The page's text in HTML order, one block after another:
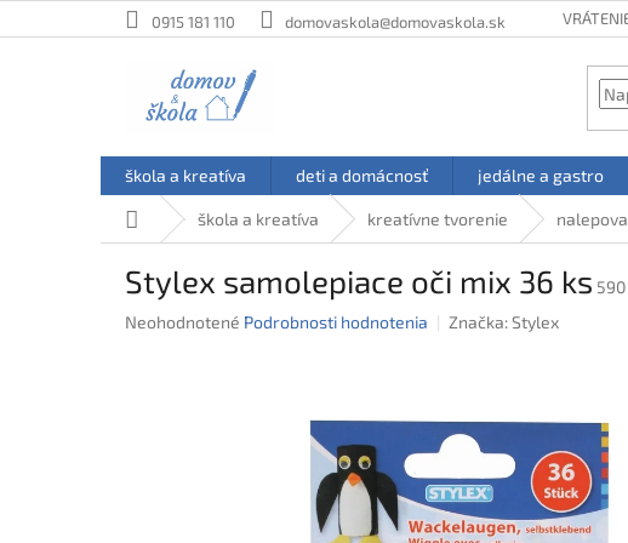
na
0915 181 110 domovaskola@domovaskola.sk
škola a kreatíva deti a domácnosť jedálne a gastro
Domovškola a kreatíva kreatívne tvorenie
Stylex samolepiace oči mix 36 ks 590
Priemerné
Neohodnotené Podrobnosti hodnotenia Značka:Stylex